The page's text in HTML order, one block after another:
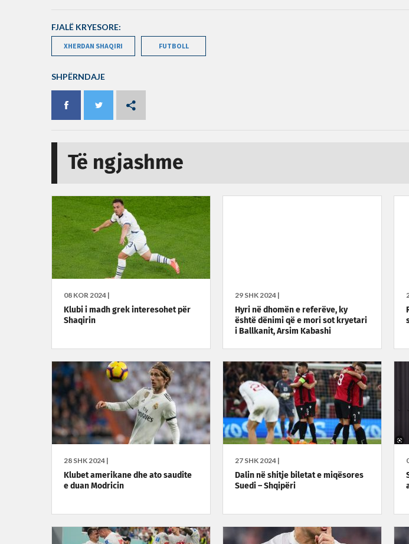
FJALË KRYESORE:
XHERDAN SHAQIRI FUTBOLL
SHPËRNDAJE
Të ngjashme
08 KOR 2024 |
Klubi i madh grek interesohet për
Shaqirin
29 SHK 2024 |
Hyri në dhomën e referëve, ky
është dënimi që e mori sot kryetari
i Ballkanit, Arsim Kabashi
28 SHK 2024 |
Klubet amerikane dhe ato saudite
e duan Modricin
27 SHK 2024 |
Dalin në shitje biletat e miqësores
Suedi – Shqipëri